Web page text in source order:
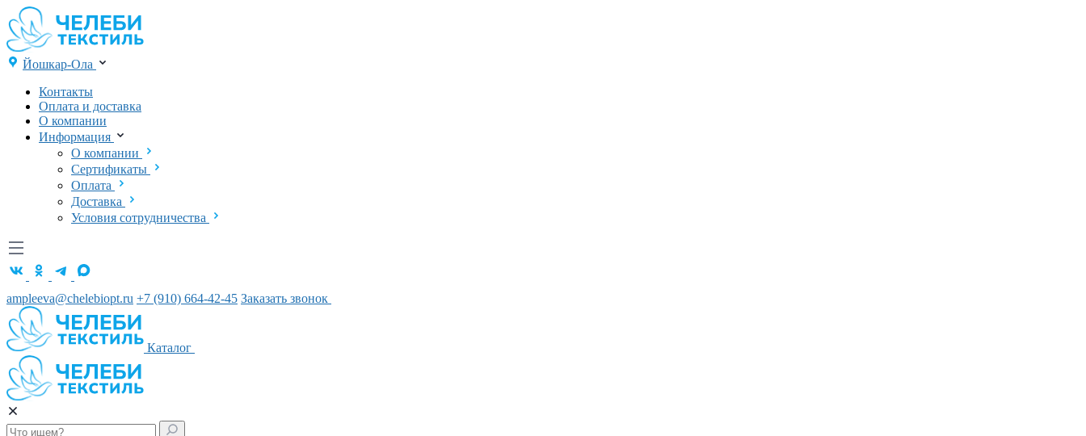
Йошкар-Ола
Контакты
Оплата и доставка
О компании
Информация
О компании
Сертификаты
Оплата
Доставка
Условия сотрудничества
ampleeva@chelebiopt.ru +7 (910) 664-42-45 Заказать звонок
Каталог